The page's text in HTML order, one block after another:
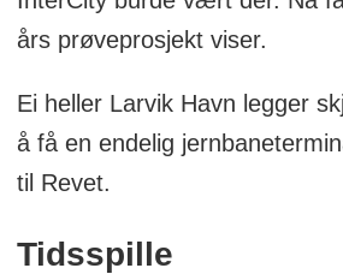
års prøveprosjekt viser.
Ei heller Larvik Havn legger
å få en endelig
til Revet.
Tidsspille